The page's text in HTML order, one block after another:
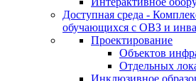
Доступная среда -
обучающихся с ОВЗ и
Проектирование
Объектов
Отдельных